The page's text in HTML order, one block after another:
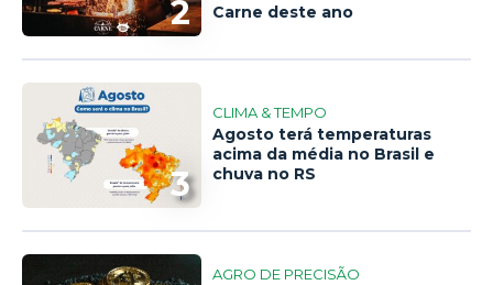
2
Carne deste ano
3
CLIMA & TEMPO
Agosto terá temperaturas
acima da média no Brasil e
chuva no RS
AGRO DE PRECISÃO